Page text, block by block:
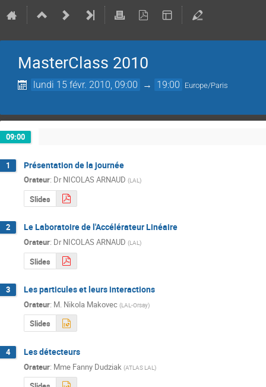
MasterClass 2010
lundi 15 févr. 2010, 09:00 → 19:00 Europe/Paris
09:00
1 Présentation de la journée
Orateur: Dr NICOLAS ARNAUD (LAL)
Slides
2 Le Laboratoire de l'Accélérateur Linéaire
Orateur: Dr NICOLAS ARNAUD (LAL)
Slides
3 Les particules et leurs interactions
Orateur: M. Nikola Makovec (LAL-Orsay)
Slides
4 Les détecteurs
Orateur: Mme Fanny Dudziak (ATLAS LAL )